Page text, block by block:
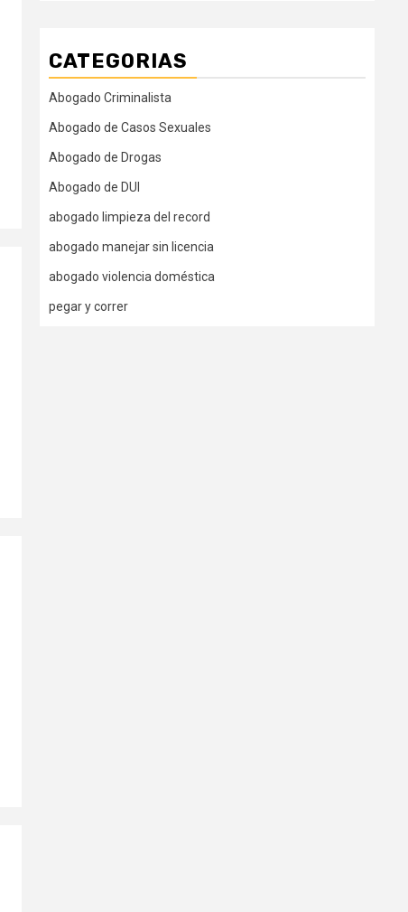
CATEGORIAS
Abogado Criminalista
Abogado de Casos Sexuales
Abogado de Drogas
Abogado de DUI
abogado limpieza del record
abogado manejar sin licencia
abogado violencia doméstica
pegar y correr